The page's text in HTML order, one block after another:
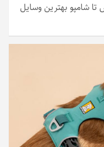
تا شامپو بهترین وسایل